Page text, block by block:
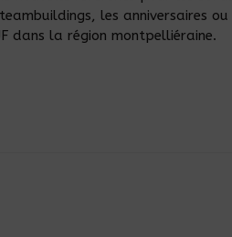
les anniversaires ou
dans la région montpelliéraine.